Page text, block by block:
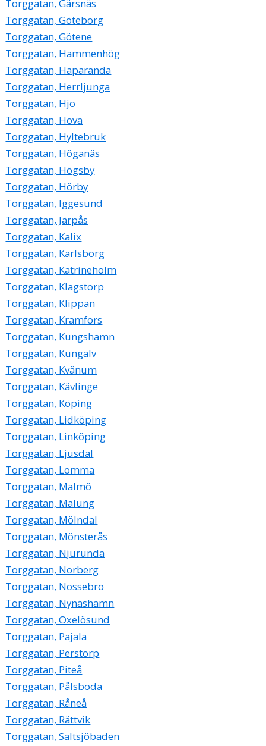
Torggatan, Gärsnäs
Torggatan, Göteborg
Torggatan, Götene
Torggatan, Hammenhög
Torggatan, Haparanda
Torggatan, Herrljunga
Torggatan, Hjo
Torggatan, Hova
Torggatan, Hyltebruk
Torggatan, Höganäs
Torggatan, Högsby
Torggatan, Hörby
Torggatan, Iggesund
Torggatan, Järpås
Torggatan, Kalix
Torggatan, Karlsborg
Torggatan, Katrineholm
Torggatan, Klagstorp
Torggatan, Klippan
Torggatan, Kramfors
Torggatan, Kungshamn
Torggatan, Kungälv
Torggatan, Kvänum
Torggatan, Kävlinge
Torggatan, Köping
Torggatan, Lidköping
Torggatan, Linköping
Torggatan, Ljusdal
Torggatan, Lomma
Torggatan, Malmö
Torggatan, Malung
Torggatan, Mölndal
Torggatan, Mönsterås
Torggatan, Njurunda
Torggatan, Norberg
Torggatan, Nossebro
Torggatan, Nynäshamn
Torggatan, Oxelösund
Torggatan, Pajala
Torggatan, Perstorp
Torggatan, Piteå
Torggatan, Pålsboda
Torggatan, Råneå
Torggatan, Rättvik
Torggatan, Saltsjöbaden